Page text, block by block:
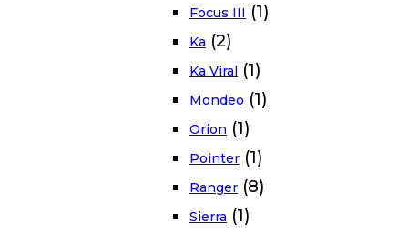
Focus III (1)
Ka (2)
Ka Viral (1)
Mondeo (1)
Orion (1)
Pointer (1)
Ranger (8)
Sierra (1)